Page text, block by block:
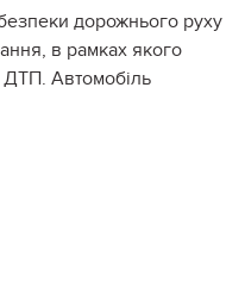
дорожнього руху
в рамках якого
ДТП. Автомобіль